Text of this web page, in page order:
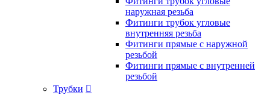
наружная резьба
Фитинги трубок угловые
внутренняя резьба
Фитинги прямые с наружной
резьбой
Фитинги прямые с внутренней
резьбой
Трубки 